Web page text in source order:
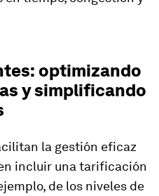
optimizando
y simplificando
la gestión eficaz
incluir una tarificación
de los niveles de